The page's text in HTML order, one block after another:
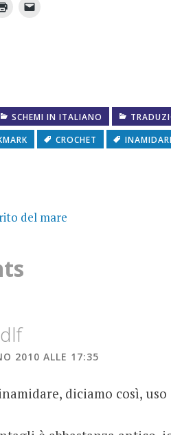
SCHEMI IN ITALIANO
CROCHET
del mare
2010 ALLE 17:35
diciamo così,